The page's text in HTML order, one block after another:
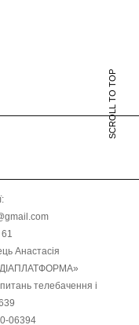
SCROLL TO TOP
Анастасія
телебачення і
06394